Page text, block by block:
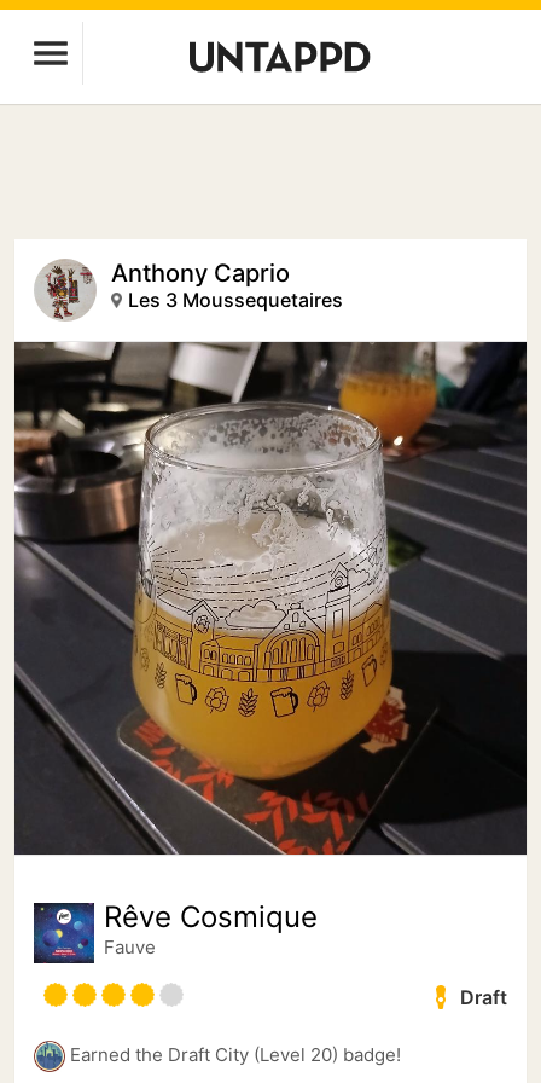
Anthony Caprio
Les 3 Moussequetaires
Rêve Cosmique
Fauve
Draft
Earned the Draft City (Level 20) badge!